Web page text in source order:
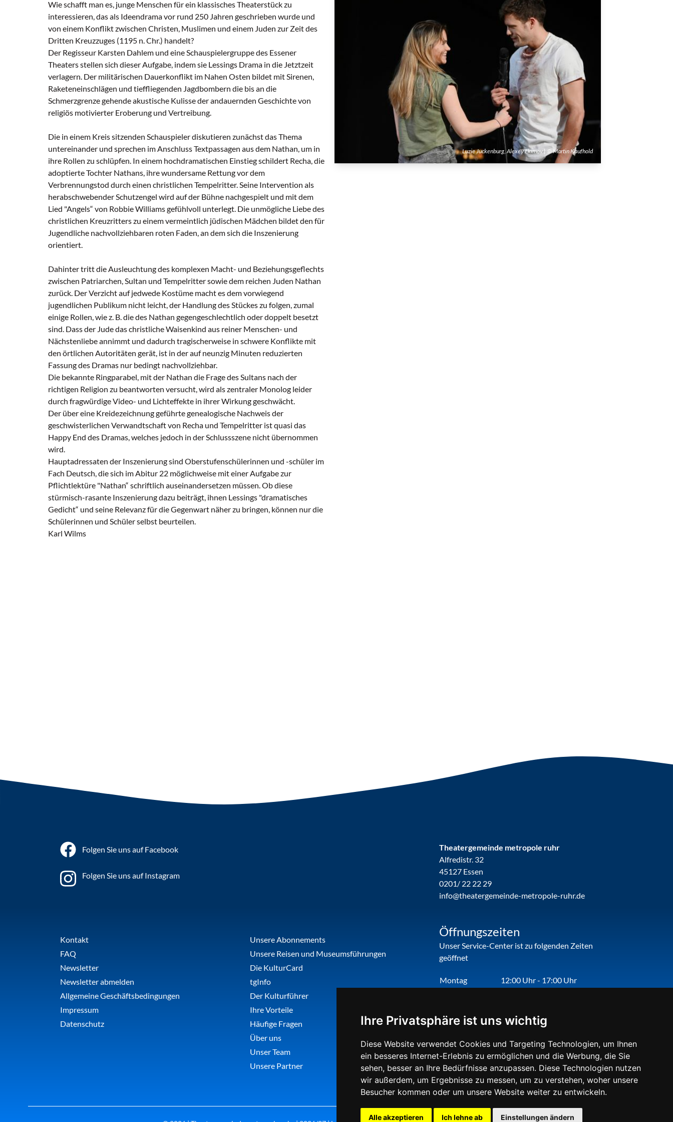
Ihre Privatsphäre ist uns wichtig
Diese Website verwendet Cookies und Targeting Technologien, um Ihnen
ein besseres Internet-Erlebnis zu ermöglichen und die Werbung, die Sie
sehen, besser an Ihre Bedürfnisse anzupassen. Diese Technologien nutzen
wir außerdem, um Ergebnisse zu messen, um zu verstehen, woher unsere
Besucher kommen oder um unsere Website weiter zu entwickeln.
Alle akzeptieren Ich lehne ab Einstellungen ändern
Wie schafft man es, junge Menschen für ein klassisches Theaterstück zu
interessieren, das als Ideendrama vor rund 250 Jahren geschrieben wurde und
von einem Konflikt zwischen Christen, Muslimen und einem Juden zur Zeit des
Dritten Kreuzzuges (1195 n. Chr.) handelt?
Der Regisseur Karsten Dahlem und eine Schauspielergruppe des Essener
Theaters stellen sich dieser Aufgabe, indem sie Lessings Drama in die Jetztzeit
verlagern. Der militärischen Dauerkonflikt im Nahen Osten bildet mit Sirenen,
Raketeneinschlägen und tieffliegenden Jagdbombern die bis an die
Schmerzgrenze gehende akustische Kulisse der andauernden Geschichte von
religiös motivierter Eroberung und Vertreibung.
Die in einem Kreis sitzenden Schauspieler diskutieren zunächst das Thema
untereinander und sprechen im Anschluss Textpassagen aus dem Nathan, um in
ihre Rollen zu schlüpfen. In einem hochdramatischen Einstieg schildert Recha, die
adoptierte Tochter Nathans, ihre wundersame Rettung vor dem
Verbrennungstod durch einen christlichen Tempelritter. Seine Intervention als
herabschwebender Schutzengel wird auf der Bühne nachgespielt und mit dem
Lied "Angels“ von Robbie Williams gefühlvoll unterlegt. Die unmögliche Liebe des
christlichen Kreuzritters zu einem vermeintlich jüdischen Mädchen bildet den für
Jugendliche nachvollziehbaren roten Faden, an dem sich die Inszenierung
orientiert.
Dahinter tritt die Ausleuchtung des komplexen Macht- und Beziehungsgeflechts
zwischen Patriarchen, Sultan und Tempelritter sowie dem reichen Juden Nathan
zurück. Der Verzicht auf jedwede Kostüme macht es dem vorwiegend
jugendlichen Publikum nicht leicht, der Handlung des Stückes zu folgen, zumal
einige Rollen, wie z. B. die des Nathan gegengeschlechtlich oder doppelt besetzt
sind. Dass der Jude das christliche Waisenkind aus reiner Menschen- und
Nächstenliebe annimmt und dadurch tragischerweise in schwere Konflikte mit
den örtlichen Autoritäten gerät, ist in der auf neunzig Minuten reduzierten
Fassung des Dramas nur bedingt nachvollziehbar.
Die bekannte Ringparabel, mit der Nathan die Frage des Sultans nach der
richtigen Religion zu beantworten versucht, wird als zentraler Monolog leider
durch fragwürdige Video- und Lichteffekte in ihrer Wirkung geschwächt.
Der über eine Kreidezeichnung geführte genealogische Nachweis der
geschwisterlichen Verwandtschaft von Recha und Tempelritter ist quasi das
Happy End des Dramas, welches jedoch in der Schlussszene nicht übernommen
wird.
Hauptadressaten der Inszenierung sind Oberstufenschülerinnen und -schüler im
Fach Deutsch, die sich im Abitur 22 möglichweise mit einer Aufgabe zur
Pflichtlektüre "Nathan“ schriftlich auseinandersetzen müssen. Ob diese
stürmisch-rasante Inszenierung dazu beiträgt, ihnen Lessings "dramatisches
Gedicht“ und seine Relevanz für die Gegenwart näher zu bringen, können nur die
Schülerinnen und Schüler selbst beurteilen.
Karl Wilms
Luzie Juckenburg, Alexey Ekimov | © Martin Kaufhold
Folgen Sie uns auf Facebook
Folgen Sie uns auf Instagram
Kontakt
FAQ
Newsletter
Newsletter abmelden
Allgemeine Geschäftsbedingungen
Impressum
Datenschutz
Unsere Abonnements
Unsere Reisen und Museumsführungen
Die KulturCard
tgInfo
Der Kulturführer
Ihre Vorteile
Häufige Fragen
Über uns
Unser Team
Unsere Partner
Theatergemeinde metropole ruhr
Alfredistr. 32
45127 Essen
0201/ 22 22 29
info@theatergemeinde-metropole-ruhr.de
Öffnungszeiten
Unser Service-Center ist zu folgenden Zeiten
geöffnet
Montag
12:00 Uhr - 17:00 Uhr
Freitag
09:00 Uhr - 12:00 Uhr